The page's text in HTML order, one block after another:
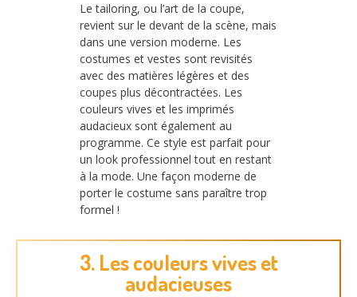
Le tailoring, ou l’art de la coupe,
revient sur le devant de la scène, mais
dans une version moderne. Les
costumes et vestes sont revisités
avec des matières légères et des
coupes plus décontractées. Les
couleurs vives et les imprimés
audacieux sont également au
programme. Ce style est parfait pour
un look professionnel tout en restant
à la mode. Une façon moderne de
porter le costume sans paraître trop
formel !
3. Les couleurs vives et
audacieuses